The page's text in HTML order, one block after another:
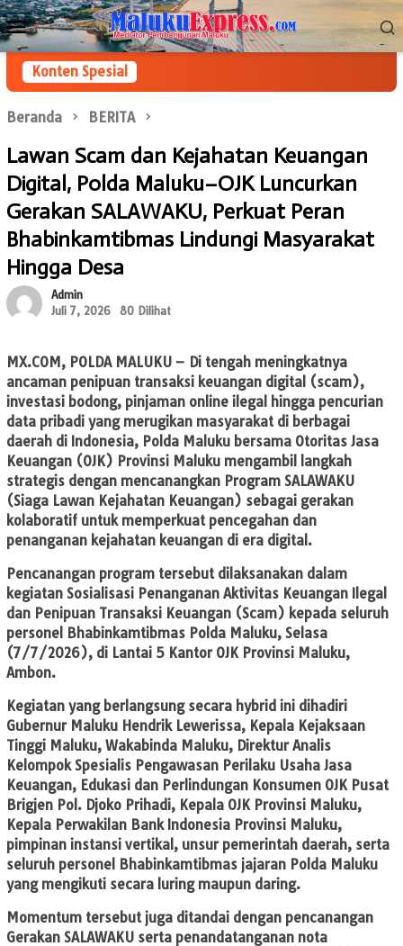
Loncat
ke
konten
Menu
Mobile
Konten Spesial
Beranda BERITA
Lawan Scam dan Kejahatan Keuangan
Digital, Polda Maluku–OJK Luncurkan
Gerakan SALAWAKU, Perkuat Peran
Bhabinkamtibmas Lindungi Masyarakat
Hingga Desa
Admin
Juli 7, 2026
80 Dilihat
MX.COM, POLDA MALUKU – Di tengah meningkatnya
ancaman penipuan transaksi keuangan digital (scam),
investasi bodong, pinjaman online ilegal hingga pencurian
data pribadi yang merugikan masyarakat di berbagai
daerah di Indonesia, Polda Maluku bersama Otoritas Jasa
Keuangan (OJK) Provinsi Maluku mengambil langkah
strategis dengan mencanangkan Program SALAWAKU
(Siaga Lawan Kejahatan Keuangan) sebagai gerakan
kolaboratif untuk memperkuat pencegahan dan
penanganan kejahatan keuangan di era digital.
Pencanangan program tersebut dilaksanakan dalam
kegiatan Sosialisasi Penanganan Aktivitas Keuangan Ilegal
dan Penipuan Transaksi Keuangan (Scam) kepada seluruh
personel Bhabinkamtibmas Polda Maluku, Selasa
(7/7/2026), di Lantai 5 Kantor OJK Provinsi Maluku,
Ambon.
Kegiatan yang berlangsung secara hybrid ini dihadiri
Gubernur Maluku Hendrik Lewerissa, Kepala Kejaksaan
Tinggi Maluku, Wakabinda Maluku, Direktur Analis
Kelompok Spesialis Pengawasan Perilaku Usaha Jasa
Keuangan, Edukasi dan Perlindungan Konsumen OJK Pusat
Brigjen Pol. Djoko Prihadi, Kepala OJK Provinsi Maluku,
Kepala Perwakilan Bank Indonesia Provinsi Maluku,
pimpinan instansi vertikal, unsur pemerintah daerah, serta
seluruh personel Bhabinkamtibmas jajaran Polda Maluku
yang mengikuti secara luring maupun daring.
Momentum tersebut juga ditandai dengan pencanangan
Gerakan SALAWAKU serta penandatanganan nota